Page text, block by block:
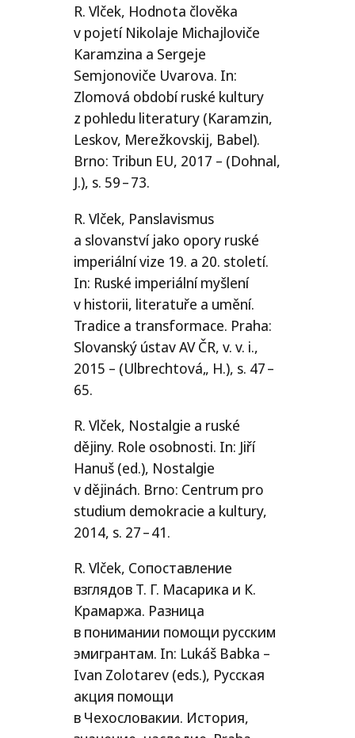
R. Vlček, Hodnota člověka
v pojetí Nikolaje Michajloviče
Karamzina a Sergeje
Semjonoviče Uvarova. In:
Zlomová období ruské kultury
z pohledu literatury (Karamzin,
Leskov, Merežkovskij, Babel).
Brno: Tribun EU, 2017 – (Dohnal,
J.), s. 59 – 73.
R. Vlček, Panslavismus
a slovanství jako opory ruské
imperiální vize 19. a 20. století.
In: Ruské imperiální myšlení
v historii, literatuře a umění.
Tradice a transformace. Praha:
Slovanský ústavAVČR, v. v. i.,
2015 – (Ulbrechtová„ H.), s. 47 –
65.
R. Vlček, Nostalgie a ruské
dějiny. Role osobnosti. In: Jiří
Hanuš (ed.), Nostalgie
v dějinách. Brno: Centrum pro
studium demokracie a kultury,
2014, s. 27 – 41.
R. Vlček, Сопоставление
взглядов Т. Г. Масарика и К.
Крамаржа. Разница
в понимании помощи русским
эмигрантам. In: Lukáš Babka –
Ivan Zolotarev (eds.), Русская
акция помощи
в Чехословакии. История,